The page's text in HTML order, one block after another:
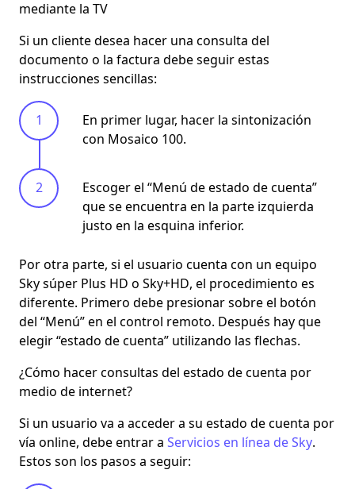
mediante la TV
Si un cliente desea hacer una consulta del
documento o la factura debe seguir estas
instrucciones sencillas:
En primer lugar, hacer la sintonización
con Mosaico 100.
Escoger el “Menú de estado de cuenta”
que se encuentra en la parte izquierda
justo en la esquina inferior.
Por otra parte, si el usuario cuenta con un equipo
Sky súper Plus HD o Sky+HD, el procedimiento es
diferente. Primero debe presionar sobre el botón
del “Menú” en el control remoto. Después hay que
elegir “estado de cuenta” utilizando las flechas.
¿Cómo hacer consultas del estado de cuenta por
medio de internet?
Si un usuario va a acceder a su estado de cuenta por
vía online, debe entrar a Servicios en línea de Sky.
Estos son los pasos a seguir: